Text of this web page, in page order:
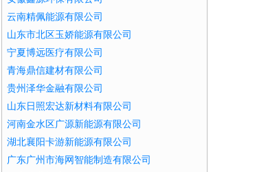
云南精佩能源有限公司
山东市北区玉娇能源有限公司
宁夏博远医疗有限公司
青海鼎信建材有限公司
贵州泽华金融有限公司
山东日照宏达新材料有限公司
河南金水区广源新能源有限公司
湖北襄阳卡游新能源有限公司
广东广州市海网智能制造有限公司